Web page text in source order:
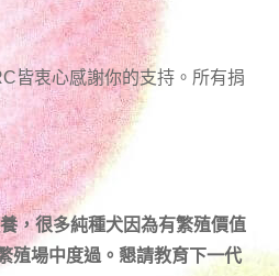
皆衷心感謝你的支持。所有捐
，很多純種犬因為有繁殖價值
殖場中度過。懇請教育下一代